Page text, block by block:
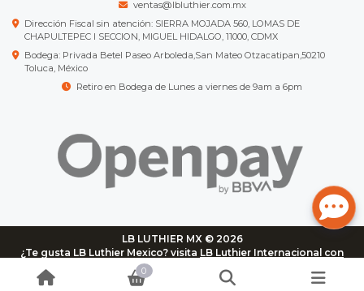
ventas@lbluthier.com.mx
Dirección Fiscal sin atención: SIERRA MOJADA 560, LOMAS DE
CHAPULTEPEC I SECCION, MIGUEL HIDALGO, 11000, CDMX
Bodega: Privada Betel Paseo Arboleda,San Mateo Otzacatipan,50210
Toluca, México
Retiro en Bodega de Lunes a viernes de 9am a 6pm
LB LUTHIER MX © 2026
¿Te gusta LB Luthier Mexico? visita LB Luthier Internacional con
más de 3.000 productos disponibles
0